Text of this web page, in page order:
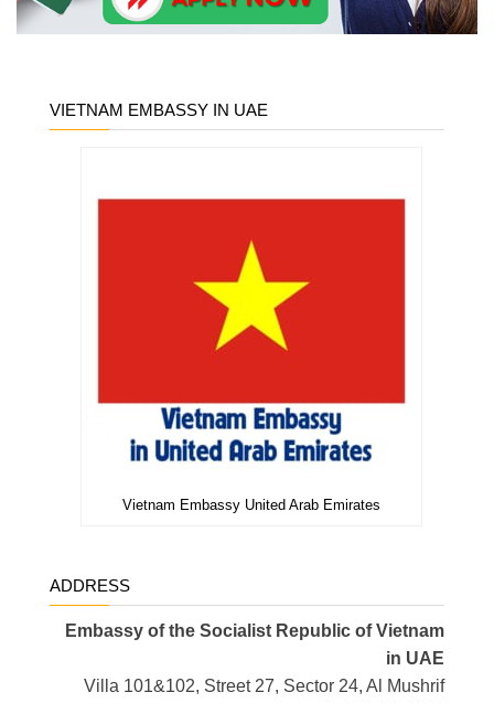
VIETNAM EMBASSY IN UAE
Vietnam Embassy United Arab Emirates
ADDRESS
Embassy of the Socialist Republic of Vietnam
in UAE
Villa 101&102, Street 27, Sector 24, Al Mushrif